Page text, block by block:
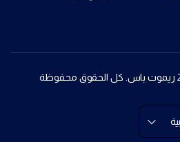
ريموت باس. كل الحقوق محفوظة